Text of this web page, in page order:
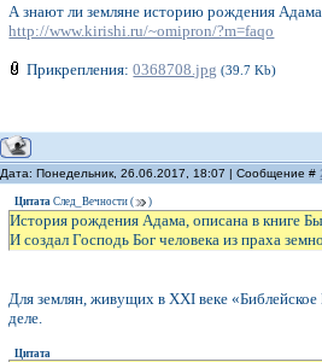
А знают ли земляне историю рождения
http://www.kirishi.ru/~omipron/?m=faqo
Прикрепления:0368708.jpg (39.7 Kb)
Дата: Понедельник, 26.06.2017, 18:07 | Сообщение #
Цитата След_Вечности ( )
История рождения Адама, описана в книге
И создал Господь Бог человека из праха
Для землян, живущих в XXI веке
деле.
Цитата